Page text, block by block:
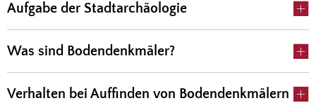
Aufgabe der Stadtarchäologie
Was sind Bodendenkmäler?
Verhalten bei Auffinden von Bodendenkmälern